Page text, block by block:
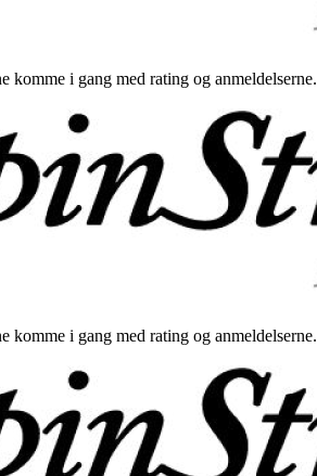
komme i gang med rating og anmeldelserne.
komme i gang med rating og anmeldelserne.